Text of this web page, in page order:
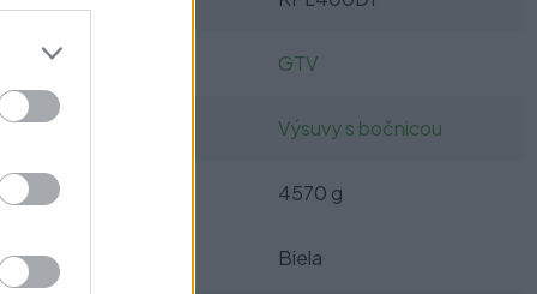
GTV
Výsuvy s bočnicou
4570 g
Biela